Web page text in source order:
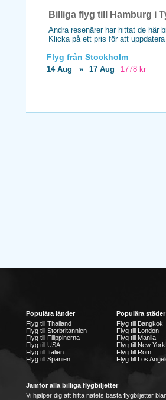
Billiga flyg till Hamburg i
Andra resenärer har hittat de här
Klicka på ett pris för att
Flyg från Stockholm
14 Aug » 17 Aug 1778 kr
Populära länder
Flyg till Thailand
Flyg till Storbritannien
Flyg till Filippinerna
Flyg till USA
Flyg till Italien
Flyg till Spanien
Populära städer
Flyg till Bangkok
Flyg till London
Flyg till Manila
Flyg till New York
Flyg till Rom
Flyg till Los
Jämför alla billiga flygbiljetter
Vi hjälper dig att hitta nätets bästa flygbiljetter